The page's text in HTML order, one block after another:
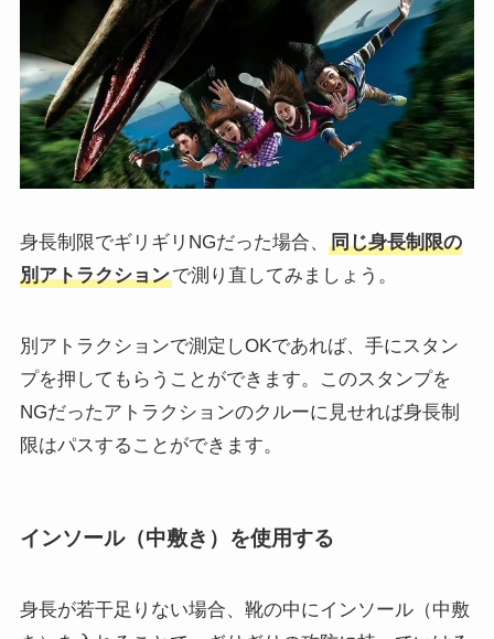
身長制限でギリギリNGだった場合、
同じ身長制限の
別アトラクションで測り直してみましょう。
別アトラクションで測定しOKであれば、手にスタン
プを押してもらうことができます。このスタンプを
NGだったアトラクションのクルーに見せれば身長制
限はパスすることができます。
インソール（中敷き）を使用する
身長が若干足りない場合、靴の中にインソール（中敷